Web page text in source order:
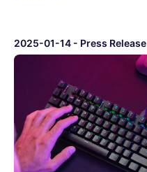
2025-01-14 - Press Release